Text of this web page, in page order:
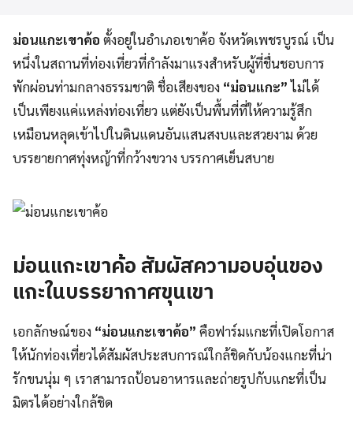
ม่อนแกะเขาค้อ ตั้งอยู่ในอำเภอเขาค้อ จังหวัดเพชรบูรณ์ เป็น
หนึ่งในสถานที่ท่องเที่ยวที่กำลังมาแรงสำหรับผู้ที่ชื่นชอบการ
พักผ่อนท่ามกลางธรรมชาติ ชื่อเสียงของ “ม่อนแกะ”ไม่ได้
เป็นเพียงแค่แหล่งท่องเที่ยว แต่ยังเป็นพื้นที่ที่ให้ความรู้สึก
เหมือนหลุดเข้าไปในดินแดนอันแสนสงบและสวยงาม ด้วย
บรรยายกาศทุ่งหญ้าที่กว้างขวาง บรรกาศเย็นสบาย
ม่อนแกะเขาค้อ สัมผัสความอบอุ่นของ
แกะในบรรยากาศขุนเขา
เอกลักษณ์ของ “ม่อนแกะเขาค้อ” คือฟาร์มแกะที่เปิดโอกาส
ให้นักท่องเที่ยวได้สัมผัสประสบการณ์ใกล้ชิดกับน้องแกะที่น่า
รักขนนุ่ม ๆ เราสามารถป้อนอาหารและถ่ายรูปกับแกะที่เป็น
มิตรได้อย่างใกล้ชิด